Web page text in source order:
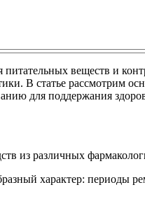
веществ и
В статье рассмотрим
для поддержания
из различных
характер: периоды